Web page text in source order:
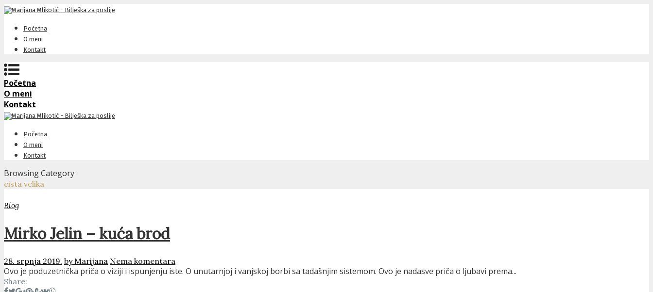
Početna
O meni
Kontakt
Početna
O meni
Kontakt
Početna
O meni
Kontakt
Browsing Category
cista velika
Blog
Mirko Jelin – kuća brod
28. srpnja 2019. by Marijana Nema komentara
Ovo je poduzetnička priča o viziji i ispunjenju iste. O unutarnjoj i vanjskoj borbi sa tadašnjim sistemom. Ovo je nadasve priča o ljubavi prema...
Share: